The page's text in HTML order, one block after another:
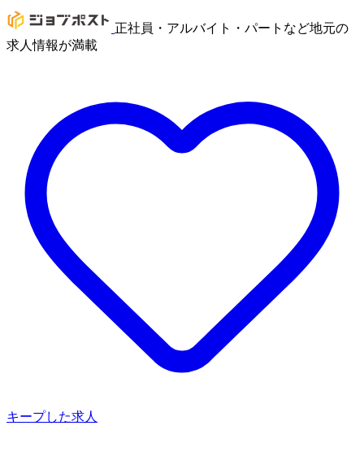
正社員・アルバイト・パートなど地元の
求人情報が満載
キープした求人